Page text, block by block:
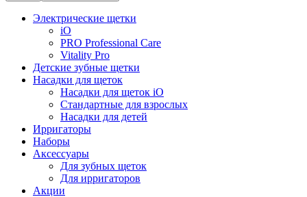
Электрические щетки
iO
PRO Professional Care
Vitality Pro
Детские зубные щетки
Насадки для щеток
Насадки для щеток iO
Стандартные для взрослых
Насадки для детей
Ирригаторы
Наборы
Аксессуары
Для зубных щеток
Для ирригаторов
Акции